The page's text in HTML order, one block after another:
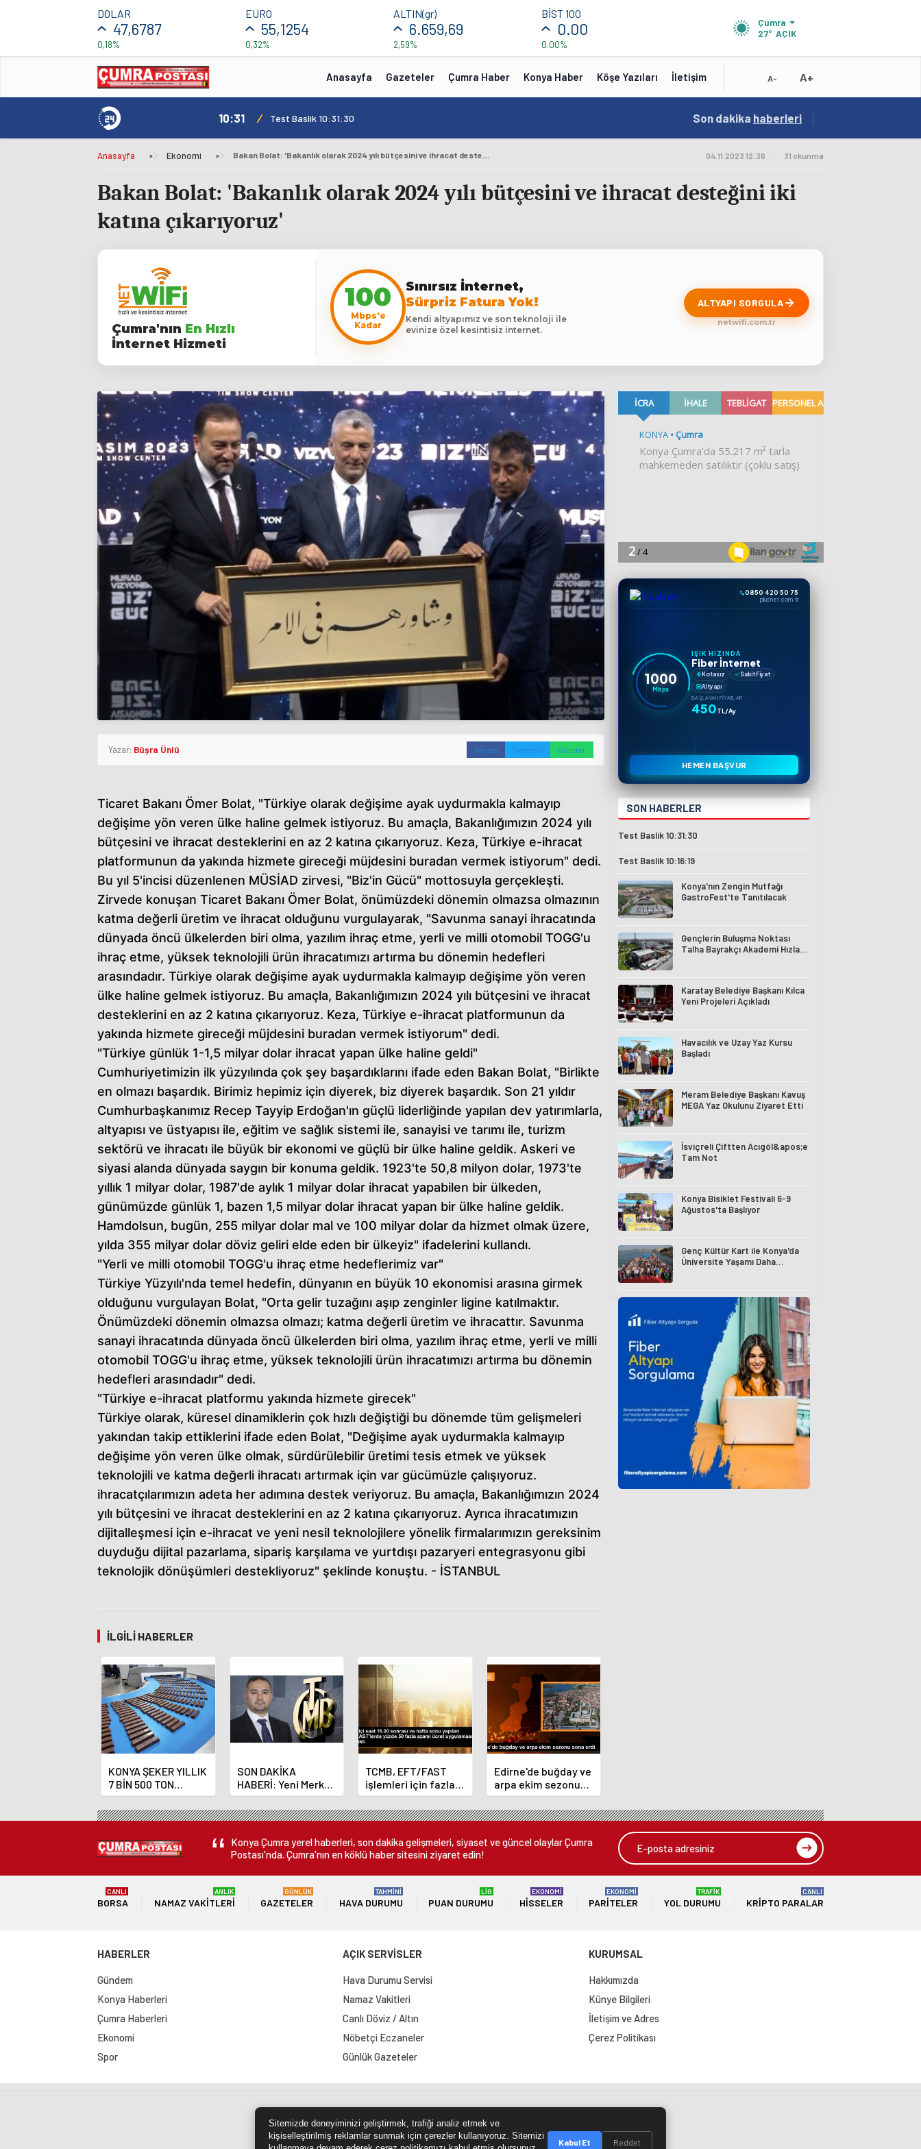
DOLAR
47,6787
0,18%
EURO
55,1254
0,32%
ALTIN(gr)
6.659,69
2,59%
BİST 100
0.00
0.00%
Çumra
27° AÇIK
Anasayfa Gazeteler Çumra Haber Konya Haber Köşe Yazıları İletişim A- A+
10:31 / Test Baslik 10:31:30 10:16 / Test Baslik 10:16:19
Son dakika haberleri
Anasayfa » Ekonomi » Bakan Bolat: 'Bakanlık olarak 2024 yılı bütçesini ve ihracat desteğini iki katına çıkarıyoruz' 04.11.2023 12:36 31 okunma
Bakan Bolat: 'Bakanlık olarak 2024 yılı bütçesini ve ihracat desteğini iki
katına çıkarıyoruz'
Çumra'nın En Hızlı
İnternet Hizmeti
100
Mbps'e
Kadar
Sınırsız İnternet,
Sürpriz Fatura Yok!
Kendi altyapımız ve son teknoloji ile
evinize özel kesintisiz internet.
ALTYAPI SORGULA
netwifi.com.tr
Yazar: Büşra Ünlü Paylaş Tweetle Gönder
Ticaret Bakanı Ömer Bolat, "Türkiye olarak değişime ayak uydurmakla kalmayıp
değişime yön veren ülke haline gelmek istiyoruz. Bu amaçla, Bakanlığımızın 2024 yılı
bütçesini ve ihracat desteklerini en az 2 katına çıkarıyoruz. Keza, Türkiye e-ihracat
platformunun da yakında hizmete gireceği müjdesini buradan vermek istiyorum" dedi.
Bu yıl 5'incisi düzenlenen MÜSİAD zirvesi, "Biz'in Gücü" mottosuyla gerçekleşti.
Zirvede konuşan Ticaret Bakanı Ömer Bolat, önümüzdeki dönemin olmazsa olmazının
katma değerli üretim ve ihracat olduğunu vurgulayarak, "Savunma sanayi ihracatında
dünyada öncü ülkelerden biri olma, yazılım ihraç etme, yerli ve milli otomobil TOGG'u
ihraç etme, yüksek teknolojili ürün ihracatımızı artırma bu dönemin hedefleri
arasındadır. Türkiye olarak değişime ayak uydurmakla kalmayıp değişime yön veren
ülke haline gelmek istiyoruz. Bu amaçla, Bakanlığımızın 2024 yılı bütçesini ve ihracat
desteklerini en az 2 katına çıkarıyoruz. Keza, Türkiye e-ihracat platformunun da
yakında hizmete gireceği müjdesini buradan vermek istiyorum" dedi.
"Türkiye günlük 1-1,5 milyar dolar ihracat yapan ülke haline geldi"
Cumhuriyetimizin ilk yüzyılında çok şey başardıklarını ifade eden Bakan Bolat, "Birlikte
en olmazı başardık. Birimiz hepimiz için diyerek, biz diyerek başardık. Son 21 yıldır
Cumhurbaşkanımız Recep Tayyip Erdoğan'ın güçlü liderliğinde yapılan dev yatırımlarla,
altyapısı ve üstyapısı ile, eğitim ve sağlık sistemi ile, sanayisi ve tarımı ile, turizm
sektörü ve ihracatı ile büyük bir ekonomi ve güçlü bir ülke haline geldik. Askeri ve
siyasi alanda dünyada saygın bir konuma geldik. 1923'te 50,8 milyon dolar, 1973'te
yıllık 1 milyar dolar, 1987'de aylık 1 milyar dolar ihracat yapabilen bir ülkeden,
günümüzde günlük 1, bazen 1,5 milyar dolar ihracat yapan bir ülke haline geldik.
Hamdolsun, bugün, 255 milyar dolar mal ve 100 milyar dolar da hizmet olmak üzere,
yılda 355 milyar dolar döviz geliri elde eden bir ülkeyiz" ifadelerini kullandı.
"Yerli ve milli otomobil TOGG'u ihraç etme hedeflerimiz var"
Türkiye Yüzyılı'nda temel hedefin, dünyanın en büyük 10 ekonomisi arasına girmek
olduğunu vurgulayan Bolat, "Orta gelir tuzağını aşıp zenginler ligine katılmaktır.
Önümüzdeki dönemin olmazsa olmazı; katma değerli üretim ve ihracattır. Savunma
sanayi ihracatında dünyada öncü ülkelerden biri olma, yazılım ihraç etme, yerli ve milli
otomobil TOGG'u ihraç etme, yüksek teknolojili ürün ihracatımızı artırma bu dönemin
hedefleri arasındadır" dedi.
"Türkiye e-ihracat platformu yakında hizmete girecek"
Türkiye olarak, küresel dinamiklerin çok hızlı değiştiği bu dönemde tüm gelişmeleri
yakından takip ettiklerini ifade eden Bolat, "Değişime ayak uydurmakla kalmayıp
değişime yön veren ülke olmak, sürdürülebilir üretimi tesis etmek ve yüksek
teknolojili ve katma değerli ihracatı artırmak için var gücümüzle çalışıyoruz.
ihracatçılarımızın adeta her adımına destek veriyoruz. Bu amaçla, Bakanlığımızın 2024
yılı bütçesini ve ihracat desteklerini en az 2 katına çıkarıyoruz. Ayrıca ihracatımızın
dijitalleşmesi için e-ihracat ve yeni nesil teknolojilere yönelik firmalarımızın gereksinim
duyduğu dijital pazarlama, sipariş karşılama ve yurtdışı pazaryeri entegrasyonu gibi
teknolojik dönüşümleri destekliyoruz" şeklinde konuştu. - İSTANBUL
İLGILI HABERLER
KONYA ŞEKER YILLIK
7 BİN 500 TON
ÇİKOLATALI ÜRÜN
ÜRETİLECEK
SON DAKİKA
HABERİ: Yeni Merkez
Bankası Başkanı
Fatih Karahan oldu
TCMB, EFT/FAST
işlemleri için fazla
ücret uygulamasını
kaldırdı
Edirne'de buğday ve
arpa ekim sezonu
sona erdi
0850 420 50 75
plusnet.com.tr
1000
Mbps
IŞIK HIZINDA
Fiber İnternet
Kotasız
Sabit Fiyat
Altyapı
BAŞLAYAN FIYATLAR
450TL/Ay
HEMEN BAŞVUR
SON HABERLER
Test Baslik 10:31:30
Test Baslik 10:16:19
Konya'nın Zengin Mutfağı
GastroFest'te Tanıtılacak
Gençlerin Buluşma Noktası
Talha Bayrakçı Akademi Hızla
Karatay Belediye Başkanı Kılca
Yeni Projeleri Açıkladı
Havacılık ve Uzay Yaz Kursu
Başladı
Meram Belediye Başkanı Kavuş
MEGA Yaz Okulunu Ziyaret Etti
İsviçreli Çiftten Acıgöl&apos;e
Tam Not
Konya Bisiklet Festivali 6-9
Ağustos'ta Başlıyor
Genç Kültür Kart ile Konya'da
Üniversite Yaşamı Daha
Konya Çumra yerel haberleri, son dakika gelişmeleri, siyaset ve güncel olaylar Çumra
Postası'nda. Çumra'nın en köklü haber sitesini ziyaret edin!
BORSA
CANLI
NAMAZ VAKITLERI
ANLIK
GAZETELER
GÜNLÜK
HAVA DURUMU
TAHMİNİ
PUAN DURUMU
LİG
HISSELER
EKONOMİ
PARITELER
EKONOMİ
YOL DURUMU
TRAFİK
KRIPTO PARALAR
CANLI
HABERLER
Gündem
Konya Haberleri
Çumra Haberleri
Ekonomi
Spor
AÇIK SERVİSLER
Hava Durumu Servisi
Namaz Vakitleri
Canlı Döviz / Altın
Nöbetçi Eczaneler
Günlük Gazeteler
KURUMSAL
Hakkımızda
Künye Bilgileri
İletişim ve Adres
Çerez Politikası
Site Haritası RSS Kaynağı Çumra Postası
Sitemizde deneyiminizi geliştirmek, trafiği analiz etmek ve
kişiselleştirilmiş reklamlar sunmak için çerezler kullanıyoruz. Sitemizi
Kabul Et Reddet